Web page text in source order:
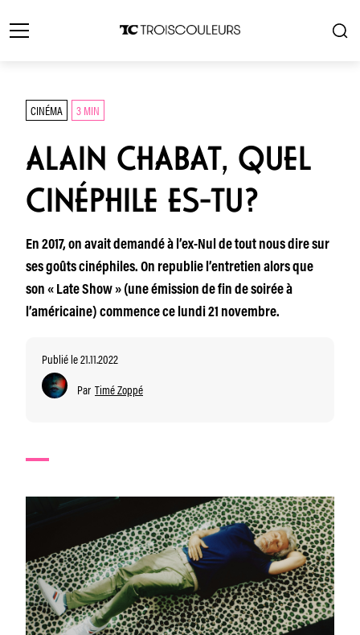
CINÉMA 3 MIN
ALAIN CHABAT, QUEL
CINÉPHILE ES-TU?
En 2017, on avait demandé à l’ex-Nul de tout nous dire sur
ses goûts cinéphiles. On republie l’entretien alors que
son « Late Show » (une émission de fin de soirée à
l’américaine) commence ce lundi 21 novembre.
Publié le 21.11.2022
Par Timé Zoppé